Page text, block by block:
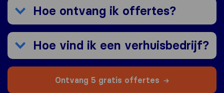
Hoe ontvang ik offertes?
Hoe vind ik een verhuisbedrijf?
Ontvang 5 gratis offertes